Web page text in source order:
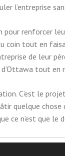
l’entreprise
renforcer
coin tout en
de leur
tout en
C’est le
quelque chose
ce n’est que le